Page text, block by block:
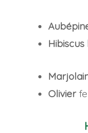
Olivier